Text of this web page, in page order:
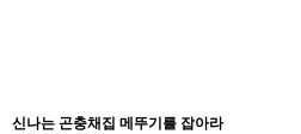
신나는 곤충채집 메뚜기를 잡아라